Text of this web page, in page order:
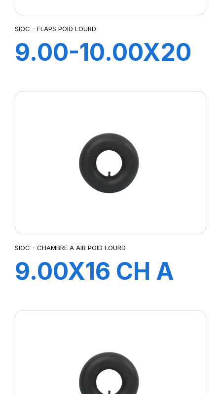
SIOC - FLAPS POID LOURD
9.00-10.00X20
SIOC - CHAMBRE A AIR POID LOURD
9.00X16 CH A